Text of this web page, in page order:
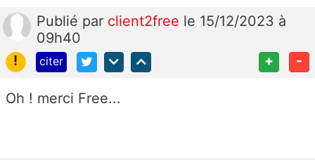
Publié par client2free le 15/12/2023 à
09h40
!
citer + -
Oh ! merci Free...